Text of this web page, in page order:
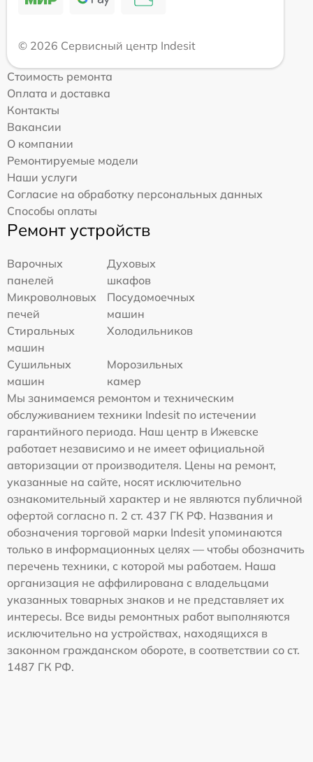
© 2026 Сервисный центр Indesit
Стоимость ремонта
Оплата и доставка
Контакты
Вакансии
О компании
Ремонтируемые модели
Наши услуги
Согласие на обработку персональных данных
Способы оплаты
Ремонт устройств
Варочных
панелей
Духовых
шкафов
Микроволновых
печей
Посудомоечных
машин
Стиральных
машин
Холодильников
Сушильных
машин
Морозильных
камер
Мы занимаемся ремонтом и техническим
обслуживанием техники Indesit по истечении
гарантийного периода. Наш центр в Ижевске
работает независимо и не имеет официальной
авторизации от производителя. Цены на ремонт,
указанные на сайте, носят исключительно
ознакомительный характер и не являются публичной
офертой согласно п. 2 ст. 437 ГК РФ. Названия и
обозначения торговой марки Indesit упоминаются
только в информационных целях — чтобы обозначить
перечень техники, с которой мы работаем. Наша
организация не аффилирована с владельцами
указанных товарных знаков и не представляет их
интересы. Все виды ремонтных работ выполняются
исключительно на устройствах, находящихся в
законном гражданском обороте, в соответствии со ст.
1487 ГК РФ.